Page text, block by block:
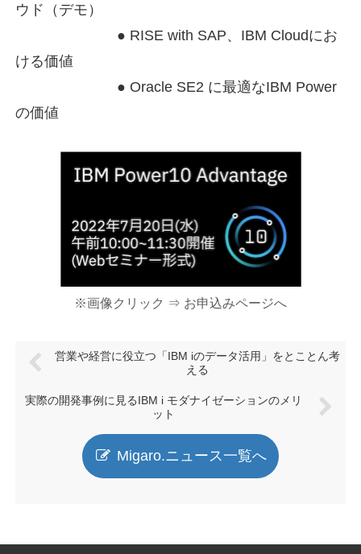
ウド（デモ）
● RISE with SAP、IBM Cloudにお
ける価値
● Oracle SE2 に最適なIBM Power
の価値
※画像クリック ⇒ お申込みページへ
営業や経営に役立つ「IBM iのデータ活用」をとことん考
える
実際の開発事例に見るIBM i モダナイゼーションのメリ
ット
Migaro.ニュース一覧へ